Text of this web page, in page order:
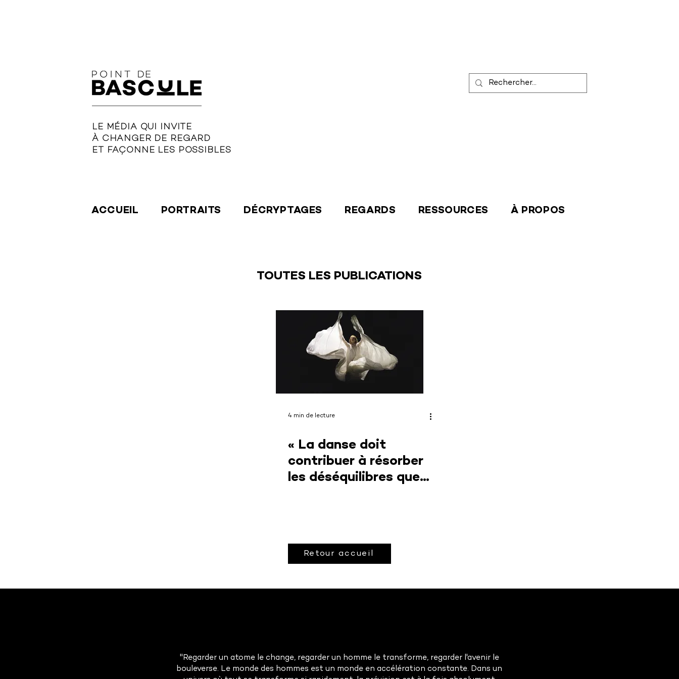
LE MÉDIA QUI INVITE
À CHANGER DE REGARD
ET FAÇONNE LES POSSIBLES
ACCUEIL PORTRAITS DÉCRYPTAGES REGARDS RESSOURCES À PROPOS
TOUTES LES PUBLICATIONS
4 min de lecture
« La danse doit
contribuer à résorber
les déséquilibres que
Retour accueil
"Regarder un atome le change, regarder un homme le transforme, regarder l'avenir le
bouleverse. Le monde des hommes est un monde en accélération constante. Dans un